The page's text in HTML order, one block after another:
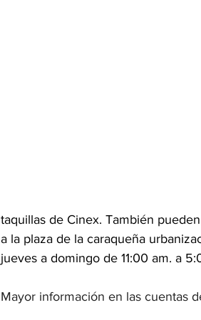
taquillas de Cinex. También
a la plaza de la caraqueña
jueves a domingo de 11:00 am. a
Mayor información en las cuentas